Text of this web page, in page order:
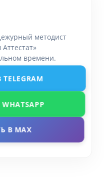
методист
времени.
В MAX